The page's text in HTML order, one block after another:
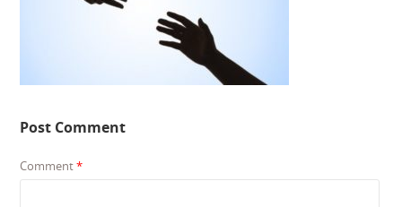
Post Comment
Comment*